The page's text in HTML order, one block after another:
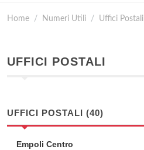
Home Numeri Utili Uffici Postali
UFFICI POSTALI
UFFICI POSTALI (40)
Empoli Centro